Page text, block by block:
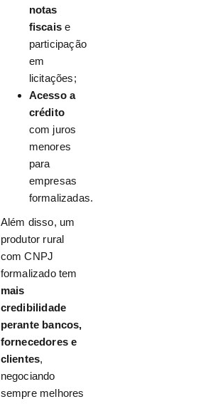
notas
fiscais e
participação
em
licitações;
Acesso a
crédito
com juros
menores
para
empresas
formalizadas.
Além disso, um
produtor rural
com CNPJ
formalizado tem
mais
credibilidade
perante bancos,
fornecedores e
clientes,
negociando
sempre melhores